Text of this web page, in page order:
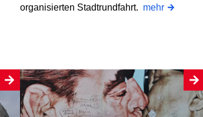
organisierten Stadtrundfahrt. mehr